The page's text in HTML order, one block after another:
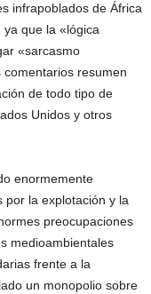
infrapoblados de África
que la «lógica
«sarcasmo
resumen
de todo tipo de
Unidos y otros
enormemente
por la explotación y la
preocupaciones
medioambientales
frente a la
un monopolio sobre